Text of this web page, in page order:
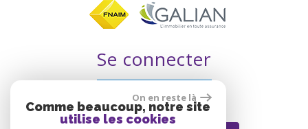
se connecter
On en reste là
Comme beaucoup, notre site
utilise les cookies